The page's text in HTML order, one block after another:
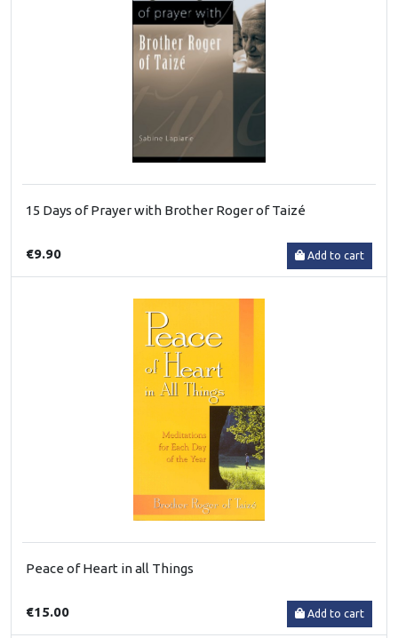
15 Days of Prayer with Brother Roger of Taizé
€9.90 Add to cart
Peace of Heart in all Things
€15.00 Add to cart